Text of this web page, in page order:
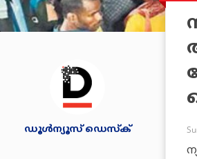
ഡൂള്‍ന്യൂസ് ഡെസ്‌ക്